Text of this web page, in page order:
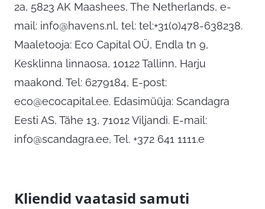
2a, 5823 AK Maashees, The Netherlands, e-
mail: info@havens.nl, tel: tel:+31(0)478-638238.
Maaletooja: Eco Capital OÜ, Endla tn 9,
Kesklinna linnaosa, 10122 Tallinn, Harju
maakond. Tel: 6279184, E-post:
eco@ecocapital.ee. Edasimüüja: Scandagra
Eesti AS, Tähe 13, 71012 Viljandi. E-mail:
info@scandagra.ee, Tel. +372 641 1111.e
Kliendid vaatasid samuti